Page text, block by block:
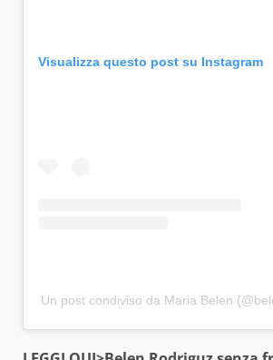
Visualizza questo post su Instagram
Un post condiviso da Maria Belen